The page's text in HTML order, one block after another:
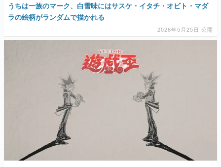
うちは一族のマーク、白雪味にはサスケ・イタチ・オビト・マダ
ラの絵柄がランダムで描かれる
2026年5月25日 公開